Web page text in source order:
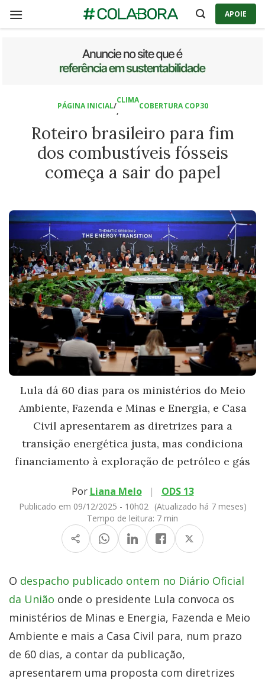
APOIE
PÁGINA INICIAL/
CLIMA
,
COBERTURA COP30
Roteiro brasileiro para fim
dos combustíveis fósseis
começa a sair do papel
Lula dá 60 dias para os ministérios do Meio
Ambiente, Fazenda e Minas e Energia, e Casa
Civil apresentarem as diretrizes para a
transição energética justa, mas condiciona
financiamento à exploração de petróleo e gás
Por Liana Melo | ODS 13
Publicado em 09/12/2025 - 10h02
(Atualizado há 7 meses)
Tempo de leitura: 7 min
O despacho publicado ontem no Diário Oficial
da União onde o presidente Lula convoca os
ministérios de Minas e Energia, Fazenda e Meio
Ambiente e mais a Casa Civil para, num prazo
de 60 dias, a contar da publicação,
apresentarem uma proposta com diretrizes